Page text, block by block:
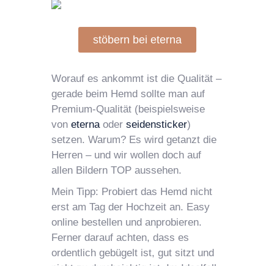
stöbern bei eterna
Worauf es ankommt ist die Qualität –
gerade beim Hemd sollte man auf
Premium-Qualität (beispielsweise
von eterna oder seidensticker)
setzen. Warum? Es wird getanzt die
Herren – und wir wollen doch auf
allen Bildern TOP aussehen.
Mein Tipp: Probiert das Hemd nicht
erst am Tag der Hochzeit an. Easy
online bestellen und anprobieren.
Ferner darauf achten, dass es
ordentlich gebügelt ist, gut sitzt und